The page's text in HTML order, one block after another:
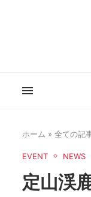
ホーム » 全ての記
EVENT NEWS
定山渓